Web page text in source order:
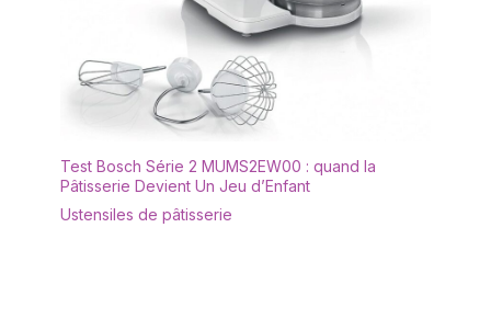
Test Bosch Série 2 MUMS2EW00 : quand la
Pâtisserie Devient Un Jeu d’Enfant
Ustensiles de pâtisserie